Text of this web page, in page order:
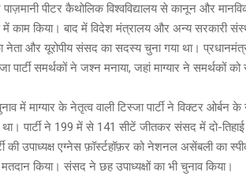
पीटर कैथोलिक विश्वविद्यालय से कानून और
किया। बाद में विदेश मंत्रालय और अन्य सरकारी
नेता और यूरोपीय संसद का सदस्य चुना गया था।
पार्टी समर्थकों ने जश्न मनाया, जहां माग्यार ने समर्थकों को
में माग्यार के नेतृत्व वाली टिस्जा पार्टी ने विक्टर ओर्बन
था। पार्टी ने 199 में से 141 सीटें जीतकर संसद में दो-
की उपाध्यक्ष एग्नेस फ़ॉर्स्टहॉफ़र को नेशनल असेंबली का
किया। संसद ने छह उपाध्यक्षों का भी चुनाव किया।